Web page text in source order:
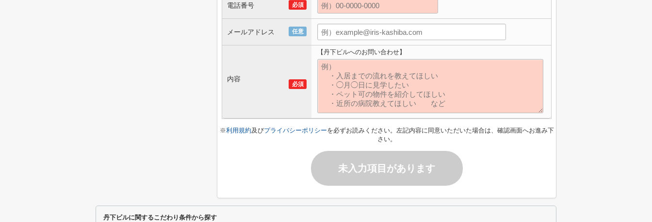
必須
電話番号
任意
メールアドレス
必須
内容
【丹下ビルへのお問い合わせ】
※利用規約及びプライバシーポリシーを必ずお読みください。左記内容に同意いただいた場合は、確認画面へお進み下
さい。
未入力項目があります
丹下ビルに関するこだわり条件から探す